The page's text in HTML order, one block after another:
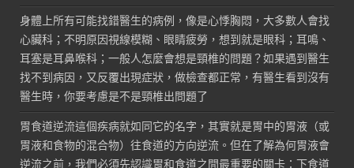
身體上所有可能找錯醫生的病例，像是心悸胸悶，大多數人會找
心臟科；不明原因視線模糊、眼睛疲勞，想到就是眼科；耳鳴、
耳塞是耳鼻喉科；一般人怎麼會想是頸椎的問題？如果遇到醫生
找不到病因，又反覆出現症狀，做檢查都正常，有醫生看到沒有
醫生時，你要考慮是不是頸椎出問題了
胃食道逆流這個疾病就如同它的名字，其實就是胃中的胃液（或
胃液和食物的混合物）往食道的方向逆流。但在了解為何胃液會
逆流之前，我們必須先認識胃和食道之間最重要的關卡：下食道